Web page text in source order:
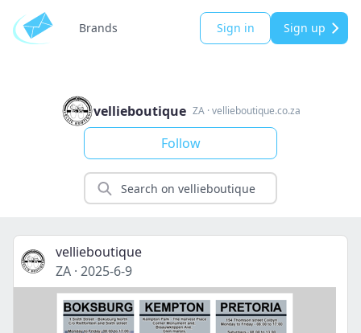
Brands Sign in Sign up
vellieboutique ZA·vellieboutique.co.za
Follow
vellieboutique
ZA · 2025-6-9